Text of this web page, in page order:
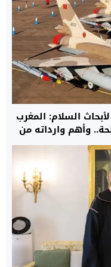
السلام: المغرب
وأهم وارداته من
وفرنسا